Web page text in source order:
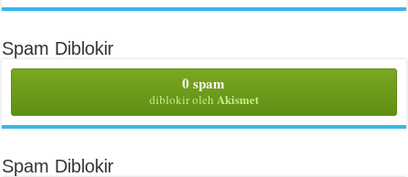
Spam Diblokir
0 spam
diblokir oleh Akismet
Spam Diblokir